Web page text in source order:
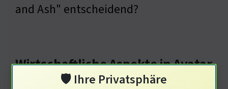
and Ash" entscheidend?
Wirtschaftliche Aspekte in Avatar
🛡️ Ihre Privatsphäre